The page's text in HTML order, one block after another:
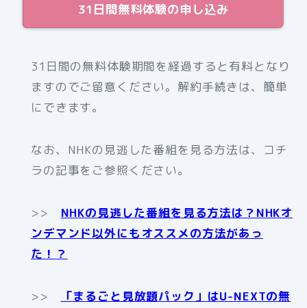
31日間無料体験の申し込み
31日間の無料体験期間を経過すると有料となり
ますのでご留意ください。解約手続きは、簡単
にできます。
なお、NHKの見逃した番組を見る方法は、コチ
ラの記事をご参照ください。
>> NHKの見逃した番組を見る方法は？NHKオ
ンデマンド以外にもオススメの方法があっ
た！？
>>
「まるごと見放題パック」はU-NEXTの無